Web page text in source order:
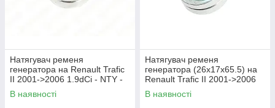
Натягувач ременя
генератора на Renault Trafic
II 2001->2006 1.9dCi - NTY -
RNK-RE-004
В наявності
Натягувач ременя
генератора (26х17х65.5) на
Renault Trafic II 2001->2006
1.9dCi+2.0 (-AC) - NTY - RNK-
MS-017
В наявності